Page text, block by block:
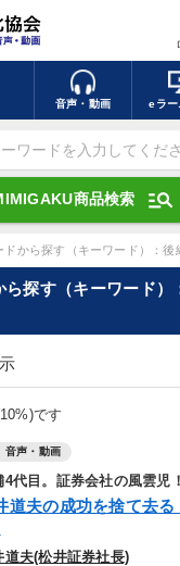
音声・動画 eラー
商品検索 manage_search
して探す
み検索結果に表示する
search 上記の条件で検索
す
収録物（全1315タイトル
略 事業家のロマンと経
ドから探す（キーワード）：後
ら探す（キーワード）
です
音声・動画
4代目。証券会社の風雲児！
道夫の成功を捨て去る
道夫(松井証券社長)